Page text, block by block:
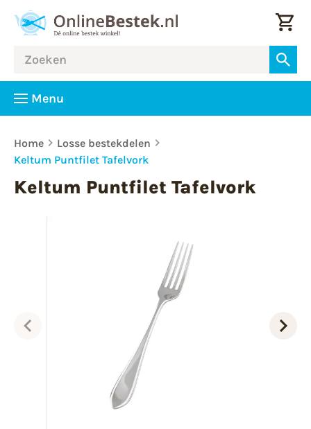
Menu
Home
Losse bestekdelen
Keltum Puntfilet Tafelvork
Keltum Puntfilet Tafelvork